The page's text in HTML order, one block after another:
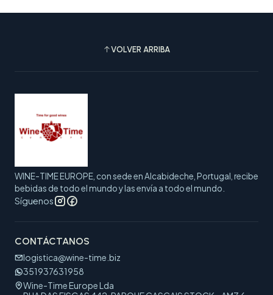
VOLVER ARRIBA
WINE-TIME EUROPE, con sede en Alcabideche, Portugal, recibe
bebidas de todo el mundo y las envía a todo el mundo.
Síguenos
CONTÁCTANOS
logistica@wine-time.biz
351937631958
Wine-Time Europe Lda